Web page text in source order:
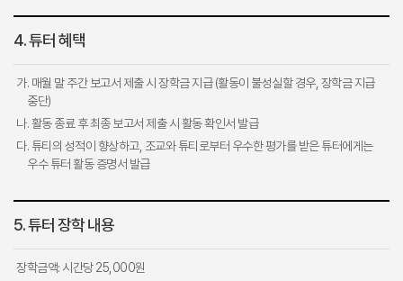
4. 튜터 혜택
가. 매월 말 주간 보고서 제출 시 장학금 지급 (활동이 불성실할 경우, 장학금 지급
중단)
나. 활동 종료 후 최종 보고서 제출 시 활동 확인서 발급
다. 튜티의 성적이 향상하고, 조교와 튜티로부터 우수한 평가를 받은 튜터에게는
우수 튜터 활동 증명서 발급
5. 튜터 장학 내용
장학금액: 시간당 25,000원